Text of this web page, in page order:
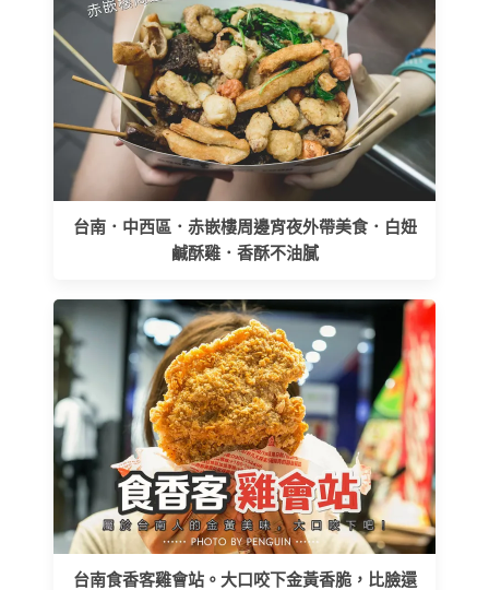
台南．中西區．赤嵌樓周邊宵夜外帶美食．白妞
鹹酥雞．香酥不油膩
台南食香客雞會站。大口咬下金黃香脆，比臉還